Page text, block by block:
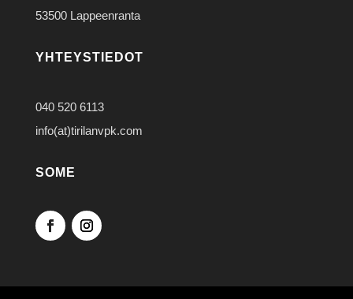
53500 Lappeenranta
YHTEYSTIEDOT
040 520 6113
info(at)tirilanvpk.com
SOME